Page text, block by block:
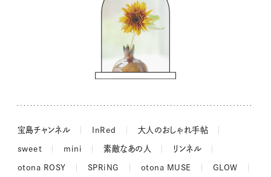
ノーラのフィンランド旅気分
吉田羊さんの着物と12のアソビゴコロ
長谷川あかりさんの今週もお疲れ様つまみ
宝島チャンネル InRed 大人のおしゃれ手帖
sweet mini 素敵なあの人 リンネル
otona ROSY SPRiNG otona MUSE GLOW